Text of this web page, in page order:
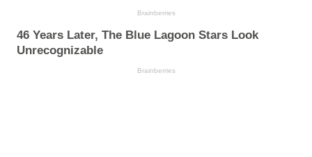
Brainberries
46 Years Later, The Blue Lagoon Stars Look
Unrecognizable
Brainberries